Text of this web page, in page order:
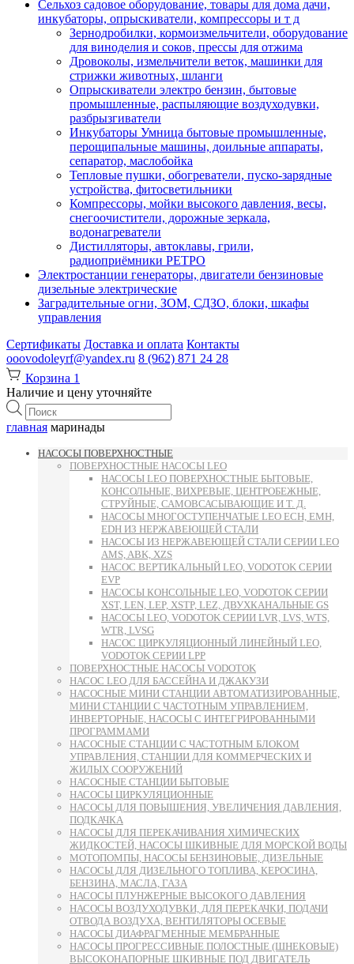
Сельхоз садовое оборудование, товары для дома дачи,
инкубаторы, опрыскиватели, компрессоры и т д
Зернодробилки, кормоизмельчители, оборудование
для виноделия и соков, прессы для отжима
Дровоколы, измельчители веток, машинки для
стрижки животных, шланги
Опрыскиватели электро бензин, бытовые
промышленные, распыляющие воздуходувки,
разбрызгиватели
Инкубаторы Умница бытовые промышленные,
перощипальные машины, доильные аппараты,
сепаратор, маслобойка
Тепловые пушки, обогреватели, пуско-зарядные
устройства, фитосветильники
Компрессоры, мойки высокого давления, весы,
снегоочистители, дорожные зеркала,
водонагреватели
Дистилляторы, автоклавы, грили,
радиоприёмники РЕТРО
Электростанции генераторы, двигатели бензиновые
дизельные электрические
Заградительные огни, ЗОМ, СДЗО, блоки, шкафы
управления
Сертификаты Доставка и оплата Контакты
ooovodoleyrf@yandex.ru 8 (962) 871 24 28
Корзина 1
Наличие и цену уточняйте
Поиск
товаров
главная маринады
НАСОСЫ ПОВЕРХНОСТНЫЕ
ПОВЕРХНОСТНЫЕ НАСОСЫ LEO
НАСОСЫ LEO ПОВЕРХНОСТНЫЕ БЫТОВЫЕ,
КОНСОЛЬНЫЕ, ВИХРЕВЫЕ, ЦЕНТРОБЕЖНЫЕ,
СТРУЙНЫЕ, САМОВСАСЫВАЮЩИЕ И Т. Д.
НАСОСЫ МНОГОСТУПЕНЧАТЫЕ LEO ECH, EMH,
EDH ИЗ НЕРЖАВЕЮЩЕЙ СТАЛИ
НАСОСЫ ИЗ НЕРЖАВЕЮЩЕЙ СТАЛИ СЕРИИ LEO
AMS, ABK, XZS
НАСОС ВЕРТИКАЛЬНЫЙ LEO, VODOTOK СЕРИИ
EVP
НАСОСЫ КОНСОЛЬНЫЕ LEO, VODOTOK СЕРИИ
XST, LEN, LEP, XSTP, LEZ, ДВУХКАНАЛЬНЫЕ GS
НАСОСЫ LEO, VODOTOK СЕРИИ LVR, LVS, WTS,
WTR, LVSG
НАСОС ЦИРКУЛЯЦИОННЫЙ ЛИНЕЙНЫЙ LEO,
VODOTOK СЕРИИ LPP
ПОВЕРХНОСТНЫЕ НАСОСЫ VODOTOK
НАСОС LEO ДЛЯ БАССЕЙНА И ДЖАКУЗИ
НАСОСНЫЕ МИНИ СТАНЦИИ АВТОМАТИЗИРОВАННЫЕ,
МИНИ СТАНЦИИ С ЧАСТОТНЫМ УПРАВЛЕНИЕМ,
ИНВЕРТОРНЫЕ, НАСОСЫ С ИНТЕГРИРОВАННЫМИ
ПРОГРАММАМИ
НАСОСНЫЕ СТАНЦИИ С ЧАСТОТНЫМ БЛОКОМ
УПРАВЛЕНИЯ, СТАНЦИИ ДЛЯ КОММЕРЧЕСКИХ И
ЖИЛЫХ СООРУЖЕНИЙ
НАСОСНЫЕ СТАНЦИИ БЫТОВЫЕ
НАСОСЫ ЦИРКУЛЯЦИОННЫЕ
НАСОСЫ ДЛЯ ПОВЫШЕНИЯ, УВЕЛИЧЕНИЯ ДАВЛЕНИЯ,
ПОДКАЧКА
НАСОСЫ ДЛЯ ПЕРЕКАЧИВАНИЯ ХИМИЧЕСКИХ
ЖИДКОСТЕЙ, НАСОСЫ ШКИВНЫЕ ДЛЯ МОРСКОЙ ВОДЫ
МОТОПОМПЫ, НАСОСЫ БЕНЗИНОВЫЕ, ДИЗЕЛЬНЫЕ
НАСОСЫ ДЛЯ ДИЗЕЛЬНОГО ТОПЛИВА, КЕРОСИНА,
БЕНЗИНА, МАСЛА, ГАЗА
НАСОСЫ ПЛУНЖЕРНЫЕ ВЫСОКОГО ДАВЛЕНИЯ
НАСОСЫ ВОЗДУХОДУВКИ, ДЛЯ ПЕРЕКАЧКИ, ПОДАЧИ
ОТВОДА ВОЗДУХА, ВЕНТИЛЯТОРЫ ОСЕВЫЕ
НАСОСЫ ДИАФРАГМЕННЫЕ МЕМБРАННЫЕ
НАСОСЫ ПРОГРЕССИВНЫЕ ПОЛОСТНЫЕ (ШНЕКОВЫЕ)
ВЫСОКОНАПОРНЫЕ ШКИВНЫЕ ПОД ДВИГАТЕЛЬ